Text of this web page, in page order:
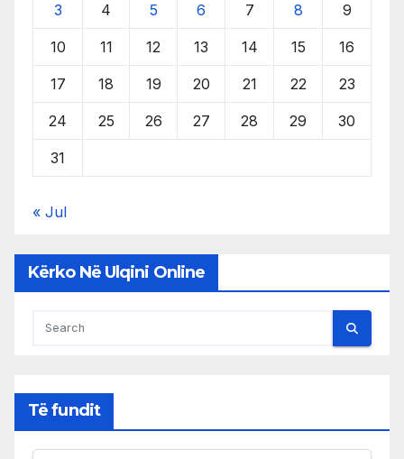
3 4 5 6 7 8 9
10 11 12 13 14 15 16
17 18 19 20 21 22 23
24 25 26 27 28 29 30
31
« Jul
Kërko Në Ulqini Online
Të fundit